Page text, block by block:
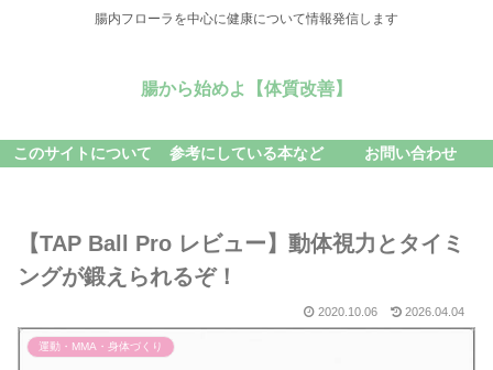
腸内フローラを中心に健康について情報発信します
腸から始めよ【体質改善】
このサイトについて 参考にしている本など お問い合わせ
【TAP Ball Pro レビュー】動体視力とタイミ
ングが鍛えられるぞ！
2020.10.06 2026.04.04
運動・MMA・身体づくり